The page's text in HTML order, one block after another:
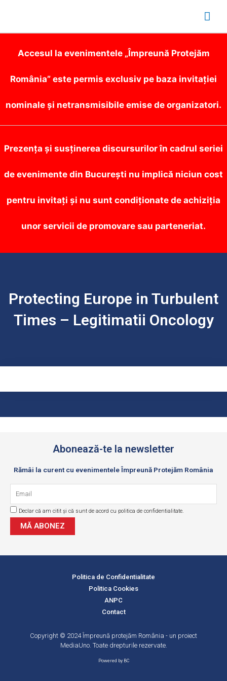
Accesul la evenimentele „Împreună Protejăm
România” este permis exclusiv pe baza invitației
nominale și netransmisibile emise de organizatori.
Prezența și susținerea discursurilor în cadrul seriei
de evenimente din București nu implică niciun cost
pentru invitați și nu sunt condiționate de achiziția
unor servicii de promovare sau parteneriat.
Protecting Europe in Turbulent
Times – Legitimatii Oncology
Abonează-te la newsletter
Rămâi la curent cu evenimentele Împreună Protejăm România
Declar că am citit și că sunt de acord cu politica de confidentialitate.
MĂ ABONEZ
Politica de Confidentialitate
Politica Cookies
ANPC
Contact
Copyright © 2024 Împreună protejăm România - un proiect
MediaUno. Toate drepturile rezervate.
Powered by BC